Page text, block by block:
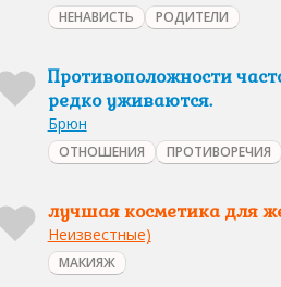
НЕНАВИСТЬ РОДИТЕЛИ
Противоположности
редко уживаются.
Брюн
ОТНОШЕНИЯ ПРОТИВОРЕЧИЯ
лучшая косметика для
Неизвестные)
МАКИЯЖ